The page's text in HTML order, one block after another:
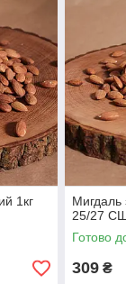
1кг
Мигдаль
25/27
Готово
309 ₴